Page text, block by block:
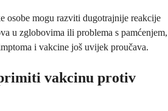
osobe mogu razviti dugotrajnije reakcije
u zglobovima ili problema s pamćenjem,
i vakcine još uvijek proučava.
vakcinu protiv